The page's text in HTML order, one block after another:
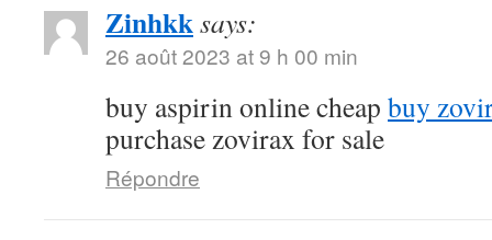
Zinhkksays:
26 août 2023 at 9 h 00 min
buy aspirin online cheap buy
purchase zovirax for sale
Répondre